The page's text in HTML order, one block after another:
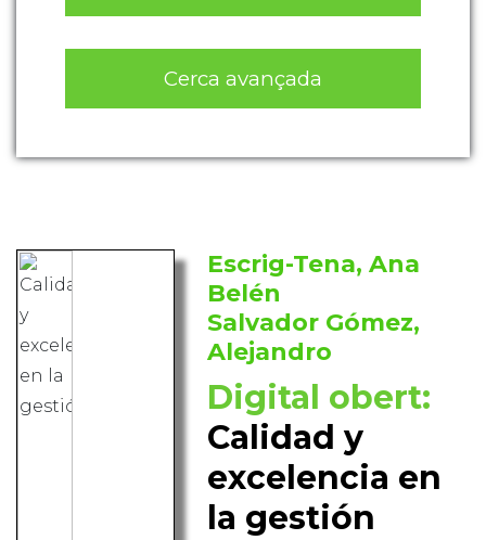
Cerca avançada
Escrig-Tena, Ana
Belén
Salvador Gómez,
Alejandro
Digital obert:
Calidad y
excelencia en
la gestión